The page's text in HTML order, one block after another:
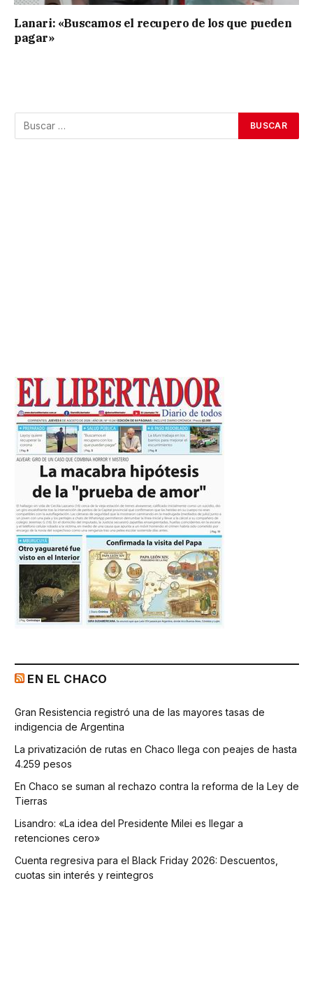
Lanari: «Buscamos el recupero de los que pueden
pagar»
EN EL CHACO
Gran Resistencia registró una de las mayores tasas de
indigencia de Argentina
La privatización de rutas en Chaco llega con peajes de hasta
4.259 pesos
En Chaco se suman al rechazo contra la reforma de la Ley de
Tierras
Lisandro: «La idea del Presidente Milei es llegar a
retenciones cero»
Cuenta regresiva para el Black Friday 2026: Descuentos,
cuotas sin interés y reintegros